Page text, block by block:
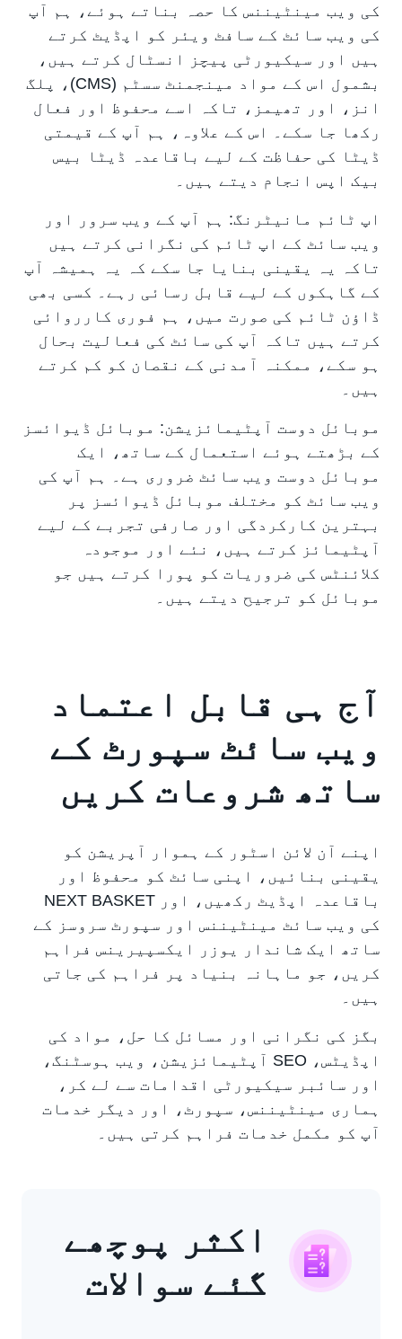
کی ویب مینٹیننس کا حصہ بناتے ہوئے، ہم آپ
کی ویب سائٹ کے سافٹ ویئر کو اپڈیٹ کرتے
ہیں اور سیکیورٹی پیچز انسٹال کرتے ہیں،
بشمول اس کے مواد مینجمنٹ سسٹم (CMS)، پلگ
انز، اور تھیمز، تاکہ اسے محفوظ اور فعال
رکھا جا سکے۔ اس کے علاوہ، ہم آپ کے قیمتی
ڈیٹا کی حفاظت کے لیے باقاعدہ ڈیٹا بیس
بیک اپس انجام دیتے ہیں۔
اپ ٹائم مانیٹرنگ: ہم آپ کے ویب سرور اور
ویب سائٹ کے اپ ٹائم کی نگرانی کرتے ہیں
تاکہ یہ یقینی بنایا جا سکے کہ یہ ہمیشہ آپ
کے گاہکوں کے لیے قابل رسائی رہے۔ کسی بھی
ڈاؤن ٹائم کی صورت میں، ہم فوری کارروائی
کرتے ہیں تاکہ آپ کی سائٹ کی فعالیت بحال
ہو سکے، ممکنہ آمدنی کے نقصان کو کم کرتے
ہیں۔
موبائل دوست آپٹیمائزیشن: موبائل ڈیوائسز
کے بڑھتے ہوئے استعمال کے ساتھ، ایک
موبائل دوست ویب سائٹ ضروری ہے۔ ہم آپ کی
ویب سائٹ کو مختلف موبائل ڈیوائسز پر
بہترین کارکردگی اور صارفی تجربے کے لیے
آپٹیمائز کرتے ہیں، نئے اور موجودہ
کلائنٹس کی ضروریات کو پورا کرتے ہیں جو
موبائل کو ترجیح دیتے ہیں۔
آج ہی قابل اعتماد
ویب سائٹ سپورٹ کے
ساتھ شروعات کریں
اپنے آن لائن اسٹور کے ہموار آپریشن کو
یقینی بنائیں، اپنی سائٹ کو محفوظ اور
باقاعدہ اپڈیٹ رکھیں، اور NEXT BASKET
کی ویب سائٹ مینٹیننس اور سپورٹ سروسز کے
ساتھ ایک شاندار یوزر ایکسپیرینس فراہم
کریں، جو ماہانہ بنیاد پر فراہم کی جاتی
ہیں۔
بگز کی نگرانی اور مسائل کا حل، مواد کی
اپڈیٹس، SEO آپٹیمائزیشن، ویب ہوسٹنگ،
اور سائبر سیکیورٹی اقدامات سے لے کر،
ہماری مینٹیننس، سپورٹ، اور دیگر خدمات
آپ کو مکمل خدمات فراہم کرتی ہیں۔
اکثر پوچھے
گئے سوالات